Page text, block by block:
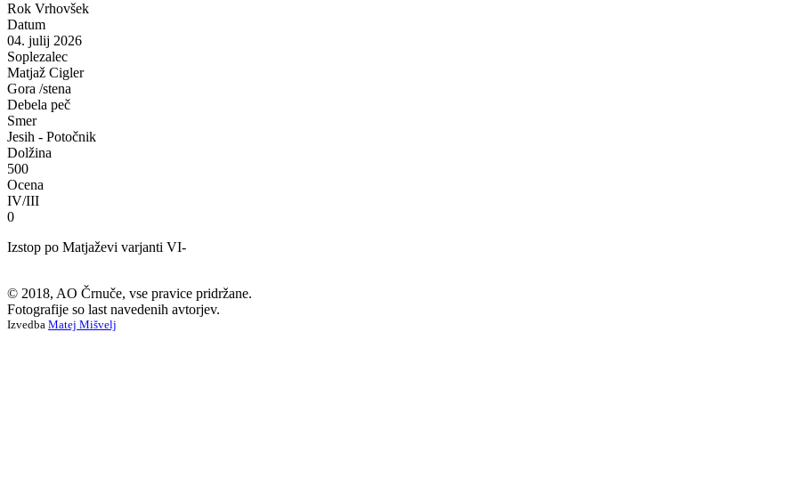
Rok Vrhovšek
Datum
04. julij 2026
Soplezalec
Matjaž Cigler
Gora /stena
Debela peč
Smer
Jesih - Potočnik
Dolžina
500
Ocena
IV/III
0
Izstop po Matjaževi varjanti VI-
© 2018, AO Črnuče, vse pravice pridržane.
Fotografije so last navedenih avtorjev.
Izvedba Matej Mišvelj